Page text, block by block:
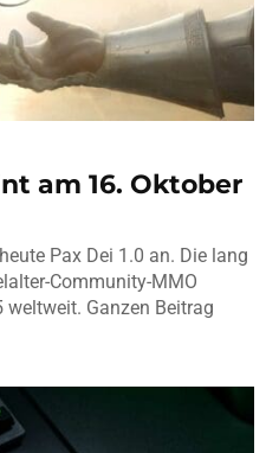
am 16. Oktober
Pax Dei 1.0 an. Die lang
Community-MMO
Ganzen Beitrag